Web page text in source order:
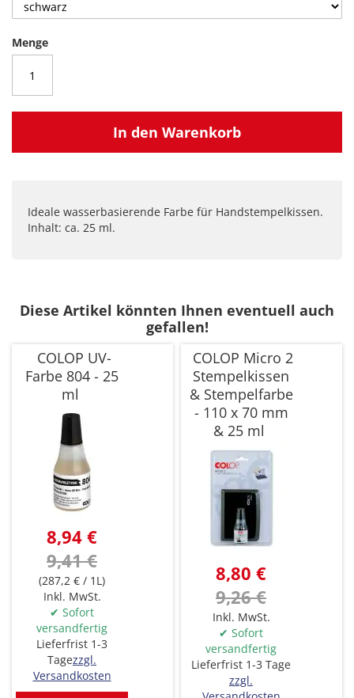
Menge
In den Warenkorb
Ideale wasserbasierende Farbe für Handstempelkissen.
Inhalt: ca. 25 ml.
Diese Artikel könnten Ihnen eventuell auch
gefallen!
COLOP UV-
Farbe 804 - 25
ml
8,94 €
9,41 €
(287,2 € / 1L)
Inkl. MwSt.
✔ Sofort
versandfertig
Lieferfrist 1-3
Tagezzgl.
Versandkosten
COLOP Micro 2
Stempelkissen
& Stempelfarbe
- 110 x 70 mm
& 25 ml
8,80 €
9,26 €
Inkl. MwSt.
✔ Sofort
versandfertig
Lieferfrist 1-3 Tage
zzgl.